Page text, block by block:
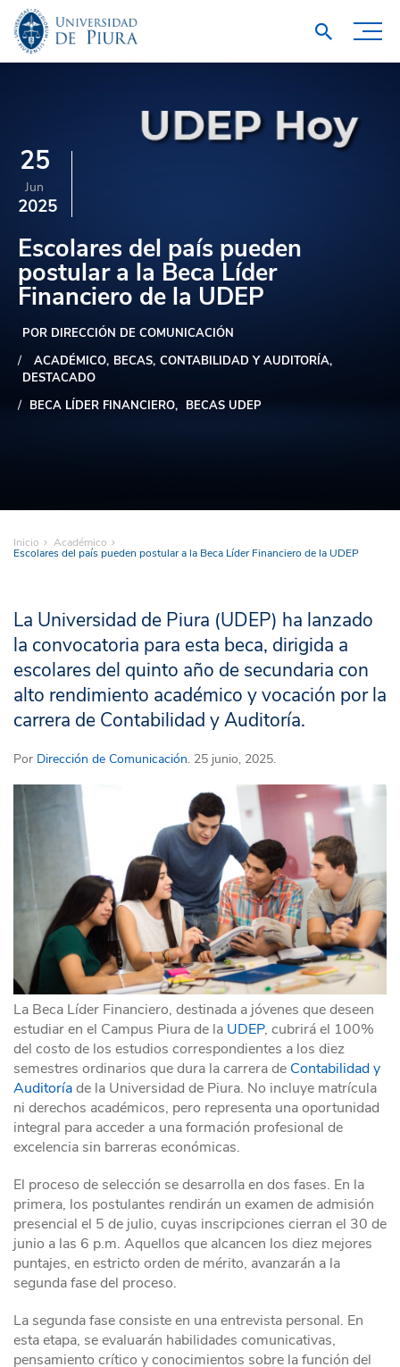
25
Jun
2025
Escolares del país pueden
postular a la Beca Líder
Financiero de la UDEP
POR DIRECCIÓN DE COMUNICACIÓN
ACADÉMICO BECAS CONTABILIDAD Y AUDITORÍA
DESTACADO
BECA LÍDER FINANCIERO
BECAS UDEP
Inicio Académico
Escolares del país pueden postular a la Beca Líder Financiero de la UDEP
La Universidad de Piura (UDEP) ha lanzado
la convocatoria para esta beca, dirigida a
escolares del quinto año de secundaria con
alto rendimiento académico y vocación por la
carrera de Contabilidad y Auditoría.
Por Dirección de Comunicación. 25 junio, 2025.
La Beca Líder Financiero, destinada a jóvenes que deseen
estudiar en el Campus Piura de la UDEP, cubrirá el 100%
del costo de los estudios correspondientes a los diez
semestres ordinarios que dura la carrera de Contabilidad y
Auditoríade la Universidad de Piura. No incluye matrícula
ni derechos académicos, pero representa una oportunidad
integral para acceder a una formación profesional de
excelencia sin barreras económicas.
El proceso de selección se desarrolla en dos fases. En la
primera, los postulantes rendirán un examen de admisión
presencial el 5 de julio, cuyas inscripciones cierran el 30 de
junio a las 6 p.m. Aquellos que alcancen los diez mejores
puntajes, en estricto orden de mérito, avanzarán a la
segunda fase del proceso.
La segunda fase consiste en una entrevista personal. En
esta etapa, se evaluarán habilidades comunicativas,
pensamiento crítico y conocimientos sobre la función del